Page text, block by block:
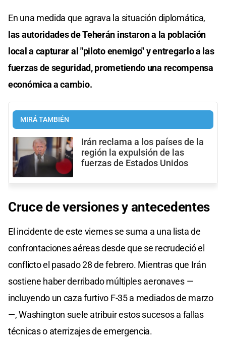
En una medida que agrava la situación diplomática,
las autoridades de Teherán instaron a la población
local a capturar al "piloto enemigo" y entregarlo a las
fuerzas de seguridad, prometiendo una recompensa
económica a cambio.
MIRÁ TAMBIÉN
Irán reclama a los países de la
región la expulsión de las
fuerzas de Estados Unidos
Cruce de versiones y antecedentes
El incidente de este viernes se suma a una lista de
confrontaciones aéreas desde que se recrudeció el
conflicto el pasado 28 de febrero. Mientras que Irán
sostiene haber derribado múltiples aeronaves —
incluyendo un caza furtivo F-35 a mediados de marzo
—, Washington suele atribuir estos sucesos a fallas
técnicas o aterrizajes de emergencia.